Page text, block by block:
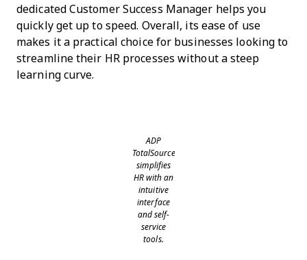
dedicated Customer Success Manager helps you
quickly get up to speed. Overall, its ease of use
makes it a practical choice for businesses looking to
streamline their HR processes without a steep
learning curve.
ADP
TotalSource
simplifies
HR with an
intuitive
interface
and self-
service
tools.